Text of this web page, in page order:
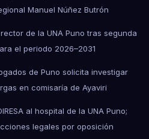
Manuel Núñez Butrón
de la UNA Puno tras segunda
el periodo 2026–2031
de Puno solicita investigar
en comisaría de Ayaviri
al hospital de la UNA Puno;
legales por oposición